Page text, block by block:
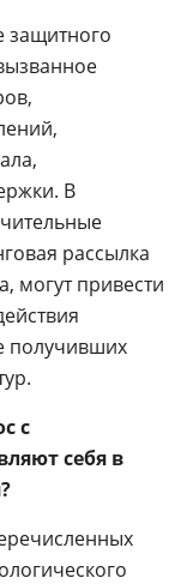
защитного
В
рассылка
могут привести
получивших
с
себя в